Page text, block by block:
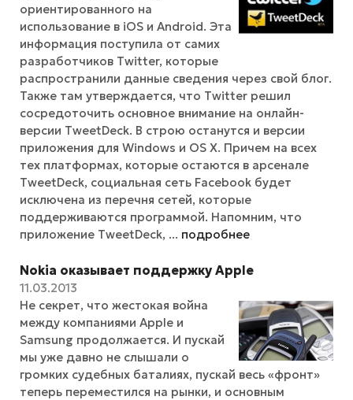
ориентированного на
использование в iOS и Android. Эта
информация поступила от самих
разработчиков Twitter, которые
распространили данные сведения через свой блог.
Также там утверждается, что Twitter решил
сосредоточить основное внимание на онлайн-
версии TweetDeck. В строю останутся и версии
приложения для Windows и OS X. Причем на всех
тех платформах, которые остаются в арсенале
TweetDeck, социальная сеть Facebook будет
исключена из перечня сетей, которые
поддерживаются программой. Напомним, что
приложение TweetDeck, ... подробнее
Nokia оказывает поддержку Apple
11.03.2013
Не секрет, что жестокая война
между компаниями Apple и
Samsung продолжается. И пускай
мы уже давно не слышали о
громких судебных баталиях, пускай весь «фронт»
теперь переместился на рынки, и основным